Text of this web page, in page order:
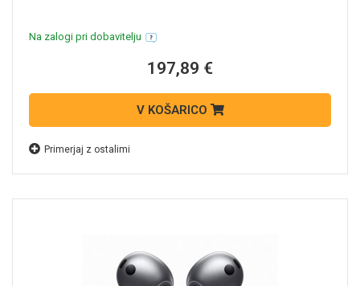
Na zalogi pri dobavitelju
197,89 €
V KOŠARICO
Primerjaj z ostalimi